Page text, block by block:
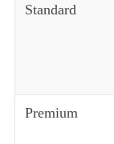
Standard
Premium